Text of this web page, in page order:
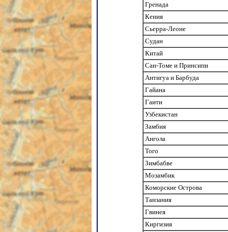
Гренада
Кения
Сьерра-Леоне
Судан
Китай
Сан-Томе и Принсипи
Антигуа и Барбуда
Гайана
Гаити
Узбекистан
Замбия
Ангола
Того
Зимбабве
Мозамбик
Коморские Острова
Танзания
Гвинея
Киргизия